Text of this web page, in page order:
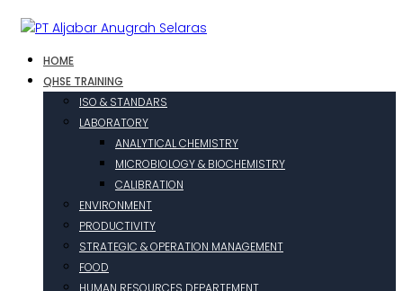
HOME
QHSE TRAINING
ISO & STANDARS
LABORATORY
ANALYTICAL CHEMISTRY
MICROBIOLOGY & BIOCHEMISTRY
CALIBRATION
ENVIRONMENT
PRODUCTIVITY
STRATEGIC & OPERATION MANAGEMENT
FOOD
HUMAN RESOURCES DEPARTEMENT